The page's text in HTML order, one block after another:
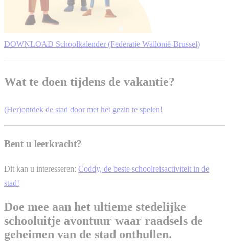
DOWNLOAD Schoolkalender (Federatie Wallonië-Brussel)
Wat te doen tijdens de vakantie?
(Her)ontdek de stad door met het gezin te spelen!
Bent u leerkracht?
Dit kan u interesseren: Coddy, de beste schoolreisactiviteit in de
stad!
Doe mee aan het ultieme stedelijke
schooluitje avontuur waar raadsels de
geheimen van de stad onthullen.